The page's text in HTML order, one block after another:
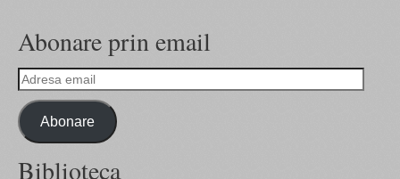
Abonare prin email
Adresa
email
Abonare
Biblioteca